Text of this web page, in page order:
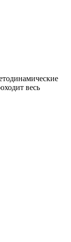
весь